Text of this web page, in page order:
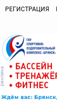
РЕГИСТРАЦИЯ